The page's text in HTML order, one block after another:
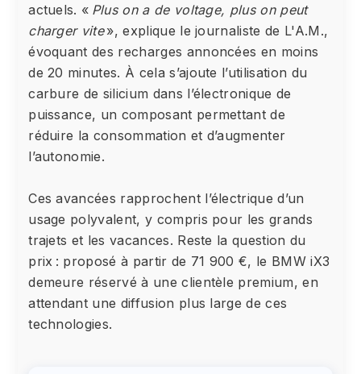
actuels. « Plus on a de voltage, plus on peut
charger vite», explique le journaliste de L'A.M.,
évoquant des recharges annoncées en moins
de 20 minutes. À cela s’ajoute l’utilisation du
carbure de silicium dans l’électronique de
puissance, un composant permettant de
réduire la consommation et d’augmenter
l’autonomie.
Ces avancées rapprochent l’électrique d’un
usage polyvalent, y compris pour les grands
trajets et les vacances. Reste la question du
prix : proposé à partir de 71 900 €, le BMW iX3
demeure réservé à une clientèle premium, en
attendant une diffusion plus large de ces
technologies.